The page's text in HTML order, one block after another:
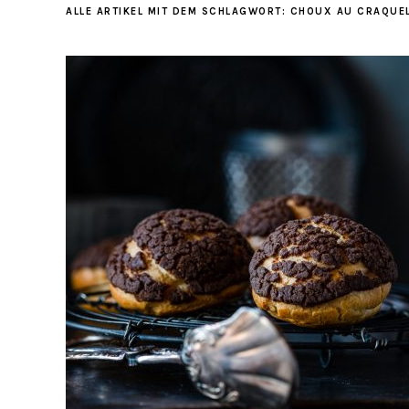
ALLE ARTIKEL MIT DEM SCHLAGWORT: CHOUX AU